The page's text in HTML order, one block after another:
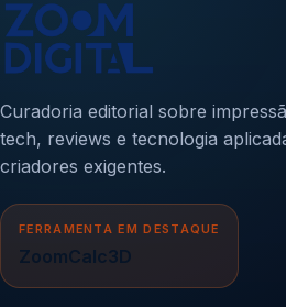
Curadoria editorial sobre
tech, reviews e tecnologia
criadores exigentes.
FERRAMENTA EM DESTAQUE
ZoomCalc3D